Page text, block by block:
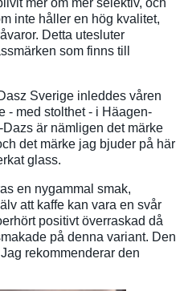
mer om mer selektiv, och
inte håller en hög kvalitet,
Detta utesluter
som finns till
Sverige inleddes våren
- med stolthet - i Häagen-
är nämligen det märke
det märke jag bjuder på här
glass.
en nygammal smak,
att kaffe kan vara en svår
positivt överraskad då
på denna variant. Den
rekommenderar den